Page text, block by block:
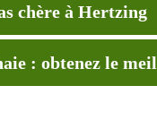
chère à Hertzing
: obtenez le